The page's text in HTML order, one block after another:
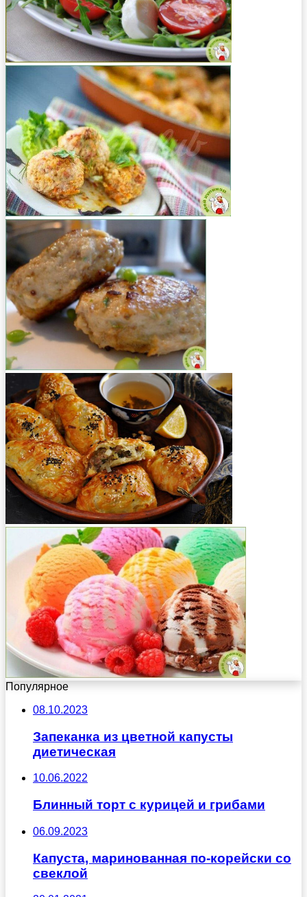
Популярное
08.10.2023
Запеканка из цветной капусты
диетическая
10.06.2022
Блинный торт с курицей и грибами
06.09.2023
Капуста, маринованная по-корейски со
свеклой